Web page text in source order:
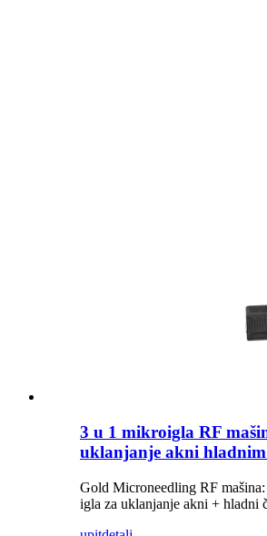
3 u 1 mikroigla RF
uklanjanje akni hladnim
Gold Microneedling RF
igla za uklanjanje akni + hladni